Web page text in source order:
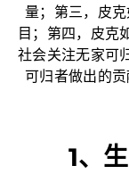
量；第三，皮
目；第四，皮克
社会关注无家可
可归者做出的
1、